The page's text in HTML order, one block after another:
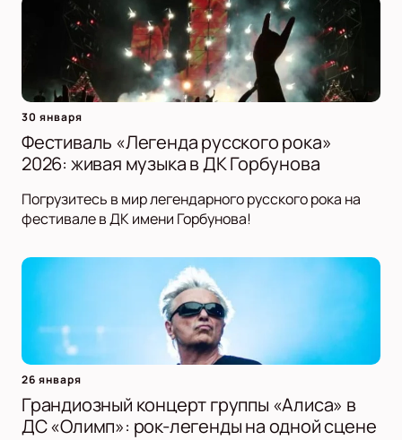
30 января
Фестиваль «Легенда русского рока»
2026: живая музыка в ДК Горбунова
Погрузитесь в мир легендарного русского рока на
фестивале в ДК имени Горбунова!
26 января
Грандиозный концерт группы «Алиса» в
ДС «Олимп»: рок-легенды на одной сцене